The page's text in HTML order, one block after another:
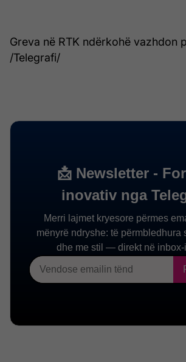
Greva në RTK ndërkohë vazhdon
/Telegrafi/